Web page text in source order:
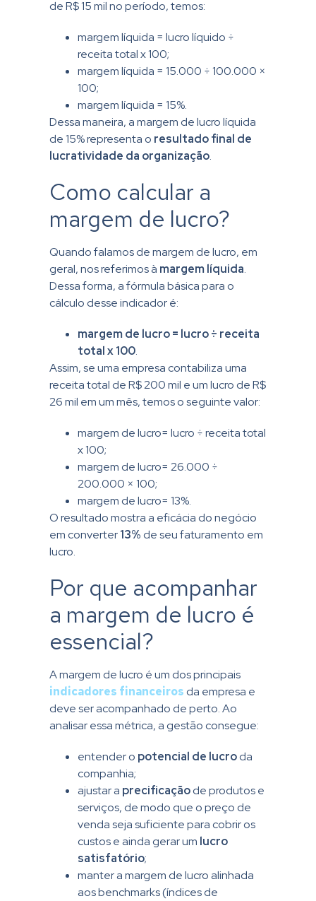
de R$ 15 mil no período, temos:
margem líquida = lucro líquido ÷
receita total x 100;
margem líquida = 15.000 ÷ 100.000 ×
100;
margem líquida = 15%.
Dessa maneira, a margem de lucro líquida
de 15% representa o resultado final de
lucratividade da organização.
Como calcular a
margem de lucro?
Quando falamos de margem de lucro, em
geral, nos referimos à margem líquida.
Dessa forma, a fórmula básica para o
cálculo desse indicador é:
margem de lucro = lucro ÷ receita
total x 100.
Assim, se uma empresa contabiliza uma
receita total de R$ 200 mil e um lucro de R$
26 mil em um mês, temos o seguinte valor:
margem de lucro= lucro ÷ receita total
x 100;
margem de lucro= 26.000 ÷
200.000 × 100;
margem de lucro= 13%.
O resultado mostra a eficácia do negócio
em converter13% de seu faturamento em
lucro.
Por que acompanhar
a margem de lucro é
essencial?
A margem de lucro é um dos principais
indicadores financeiros da empresa e
deve ser acompanhado de perto. Ao
analisar essa métrica, a gestão consegue:
entender o potencial de lucroda
companhia;
ajustar a precificaçãode produtos e
serviços, de modo que o preço de
venda seja suficiente para cobrir os
custos e ainda gerar um lucro
satisfatório;
manter a margem de lucro alinhada
aosbenchmarks (índices de